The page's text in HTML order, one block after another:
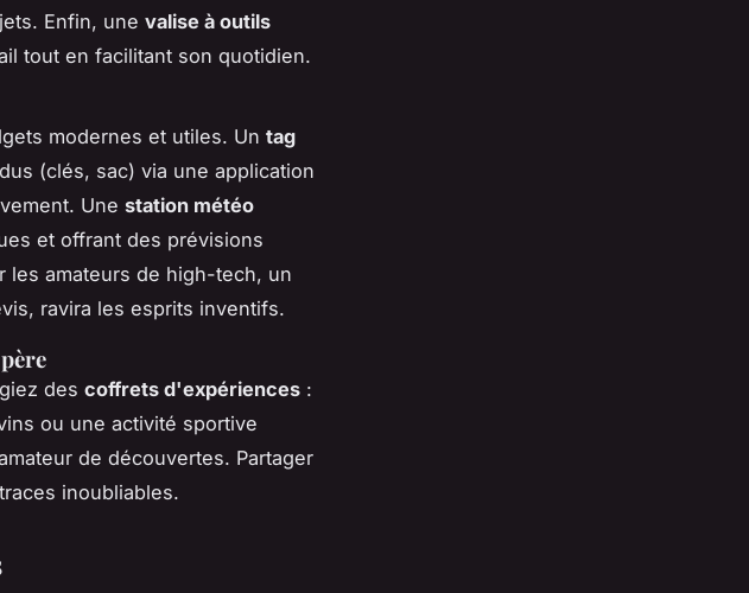
Enfin, une valise à outils
tout en facilitant son quotidien.
modernes et utiles. Un tag
(clés, sac) via une application
Une station météo
et offrant des prévisions
les amateurs de high-tech, un
ravira les esprits inventifs.
des coffrets d'expériences :
ou une activité sportive
de découvertes. Partager
inoubliables.